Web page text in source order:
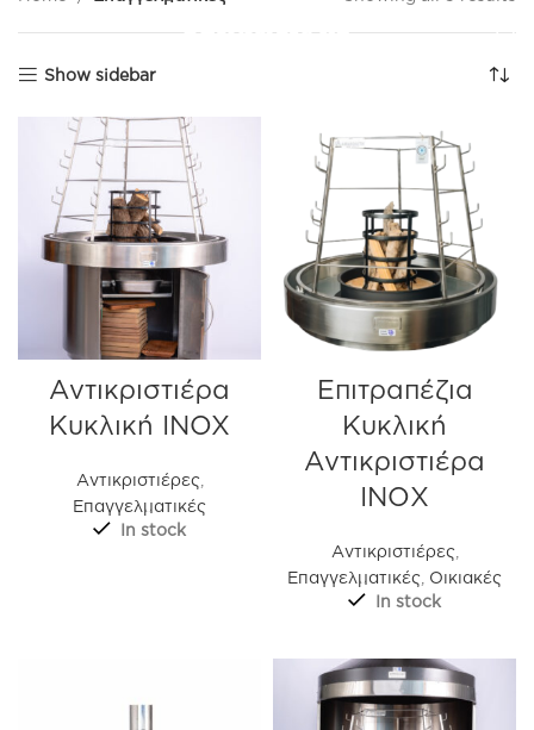
Show sidebar
Αντικριστιέρα
Κυκλική INOX
Αντικριστιέρες,
Επαγγελματικές
In stock
Επιτραπέζια
Κυκλική
Αντικριστιέρα
ΙΝΟΧ
Αντικριστιέρες,
Επαγγελματικές Οικιακές
In stock